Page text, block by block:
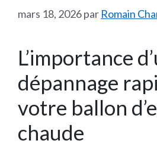
mars 18, 2026par Romain
L’importance
dépannage
votre ballon
chaude